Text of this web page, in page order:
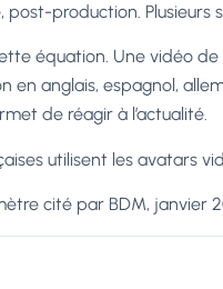
post-production.
équation. Une vidéo
en anglais, espagnol,
de réagir à l’actualité.
utilisent les avatars
cité par BDM, janvier